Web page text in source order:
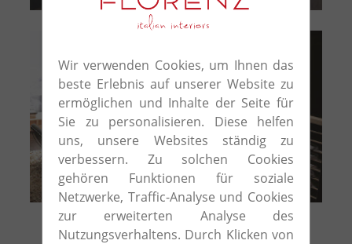
walk-in closet free
Wir verwenden Cookies, um Ihnen das
beste Erlebnis auf unserer Website zu
ermöglichen und Inhalte der Seite für
Sie zu personalisieren. Diese helfen
uns, unsere Websites ständig zu
verbessern. Zu solchen Cookies
gehören Funktionen für soziale
Netzwerke, Traffic-Analyse und Cookies
zur erweiterten Analyse des
Nutzungsverhaltens. Durch Klicken von